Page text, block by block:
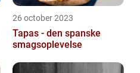
26 october 2023
Tapas - den spanske
smagsoplevelse